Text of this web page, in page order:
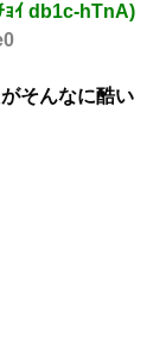
ｮｲ db1c-hTnA)
そんなに酷い